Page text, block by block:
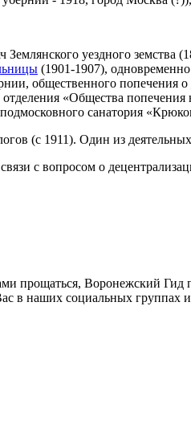
уездного земства
(1901-1907),
общественного попечения
«Общества попечения
санатория
(с 1911). Один из
с вопросом о
прощаться, Воронежский
в наших социальных группах и